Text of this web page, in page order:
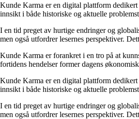
Kunde Karma er en digital plattform
innsikt i både historiske og aktuelle
I en tid preget av hurtige endringer og
men også utfordrer lesernes perspektiver.
Kunde Karma er forankret i en tro på at
fortidens hendelser former dagens
Kunde Karma er en digital plattform
innsikt i både historiske og aktuelle
I en tid preget av hurtige endringer og
men også utfordrer lesernes perspektiver.